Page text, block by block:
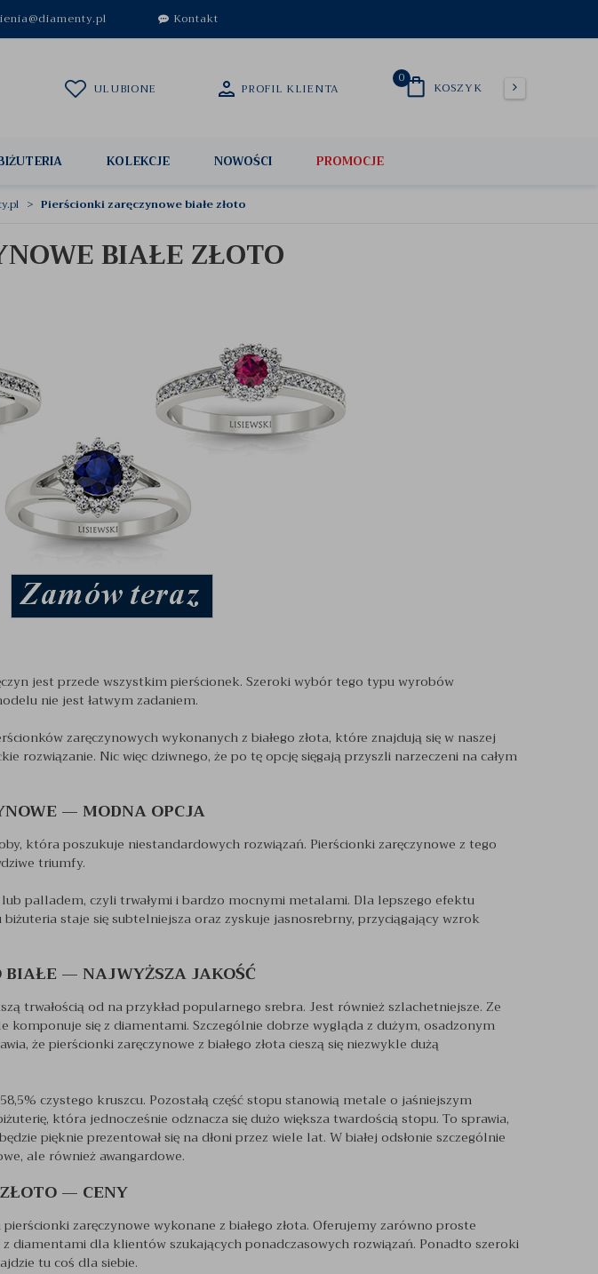
Kontakt
0
KOSZYK
ULUBIONE PROFIL KLIENTA
KOLEKCJE NOWOŚCI PROMOCJE
Pierścionki zaręczynowe białe złoto
BIAŁE ZŁOTO
jest przede wszystkim pierścionek. Szeroki wybór tego typu wyrobów
nie jest łatwym zadaniem.
zaręczynowych wykonanych z białego złota, które znajdują się w naszej
rozwiązanie. Nic więc dziwnego, że po tę opcję sięgają przyszli narzeczeni na całym
— MODNA OPCJA
która poszukuje niestandardowych rozwiązań. Pierścionki zaręczynowe z tego
triumfy.
lub palladem, czyli trwałymi i bardzo mocnymi metalami. Dla lepszego efektu
staje się subtelniejsza oraz zyskuje jasnosrebrny, przyciągający wzrok
BIAŁE — NAJWYŻSZA JAKOŚĆ
trwałością od na przykład popularnego srebra. Jest również szlachetniejsze. Ze
komponuje się z diamentami. Szczególnie dobrze wygląda z dużym, osadzonym
że pierścionki zaręczynowe z białego złota cieszą się niezwykle dużą
czystego kruszcu. Pozostałą część stopu stanowią metale o jaśniejszym
która jednocześnie odznacza się dużo większa twardością stopu. To sprawia,
pięknie prezentował się na dłoni przez wiele lat. W białej odsłonie szczególnie
ale również awangardowe.
— CENY
zaręczynowe wykonane z białego złota. Oferujemy zarówno proste
diamentami dla klientów szukających ponadczasowych rozwiązań. Ponadto szeroki
tu coś dla siebie.